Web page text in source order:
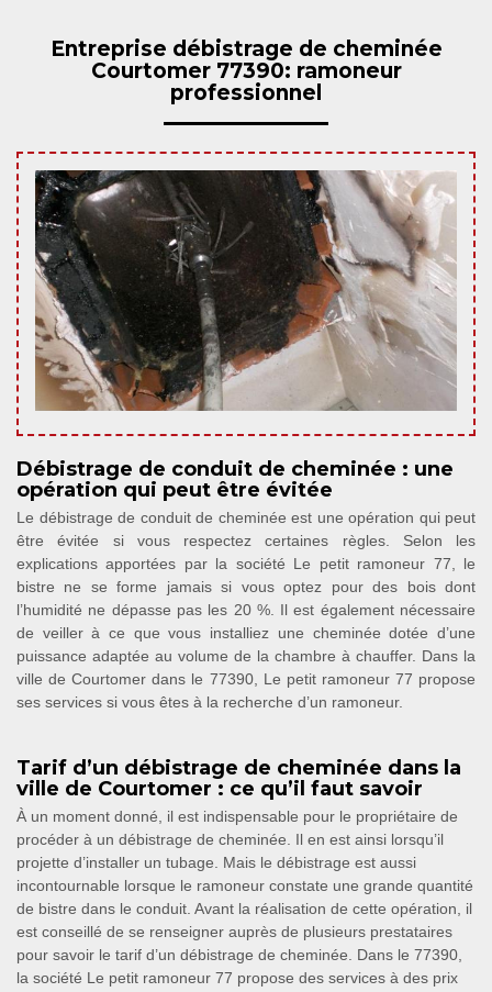
Entreprise débistrage de cheminée
Courtomer 77390: ramoneur
professionnel
Débistrage de conduit de cheminée : une
opération qui peut être évitée
Le débistrage de conduit de cheminée est une opération qui peut
être évitée si vous respectez certaines règles. Selon les
explications apportées par la société Le petit ramoneur 77, le
bistre ne se forme jamais si vous optez pour des bois dont
l’humidité ne dépasse pas les 20 %. Il est également nécessaire
de veiller à ce que vous installiez une cheminée dotée d’une
puissance adaptée au volume de la chambre à chauffer. Dans la
ville de Courtomer dans le 77390, Le petit ramoneur 77 propose
ses services si vous êtes à la recherche d’un ramoneur.
Tarif d’un débistrage de cheminée dans la
ville de Courtomer : ce qu’il faut savoir
À un moment donné, il est indispensable pour le propriétaire de
procéder à un débistrage de cheminée. Il en est ainsi lorsqu’il
projette d’installer un tubage. Mais le débistrage est aussi
incontournable lorsque le ramoneur constate une grande quantité
de bistre dans le conduit. Avant la réalisation de cette opération, il
est conseillé de se renseigner auprès de plusieurs prestataires
pour savoir le tarif d’un débistrage de cheminée. Dans le 77390,
la société Le petit ramoneur 77 propose des services à des prix